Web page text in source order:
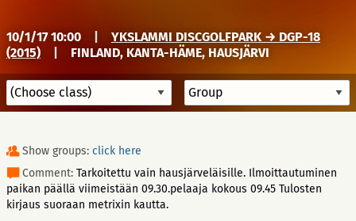
10/1/17 10:00
YKSLAMMI DISCGOLFPARK → DGP-18
(2015)
FINLAND, KANTA-HÄME, HAUSJÄRVI
Show groups: click here
Comment: Tarkoitettu vain hausjärveläisille. Ilmoittautuminen
paikan päällä viimeistään 09.30.pelaaja kokous 09.45 Tulosten
kirjaus suoraan metrixin kautta.